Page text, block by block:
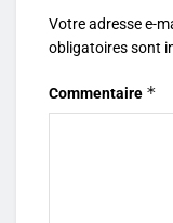
Votre adresse e-
obligatoires sont
Commentaire *